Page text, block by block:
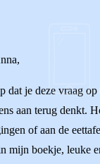
dat je deze vraag
aan terug denkt.
of aan de
mijn boekje, leuke